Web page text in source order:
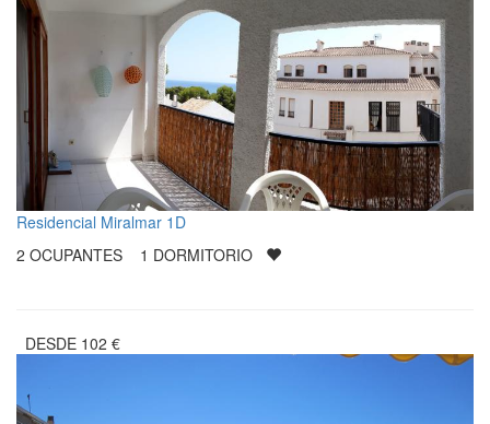
Residencial Miralmar 1D
2 OCUPANTES 1 DORMITORIO
DESDE 102 €